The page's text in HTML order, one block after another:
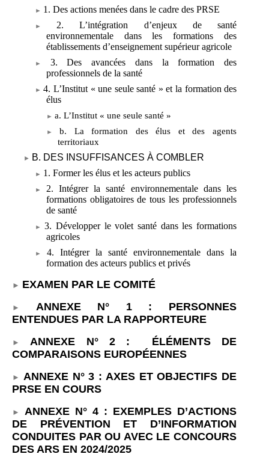
1. Des actions menées dans le cadre des PRSE
2. L’intégration d’enjeux de santé
environnementale dans les formations des
établissements d’enseignement supérieur agricole
3. Des avancées dans la formation des
professionnels de la santé
4. L’Institut « une seule santé » et la formation des
élus
a. L’Institut « une seule santé »
b. La formation des élus et des agents
territoriaux
B. DES INSUFFISANCES À COMBLER
1. Former les élus et les acteurs publics
2. Intégrer la santé environnementale dans les
formations obligatoires de tous les professionnels
de santé
3. Développer le volet santé dans les formations
agricoles
4. Intégrer la santé environnementale dans la
formation des acteurs publics et privés
EXAMEN PAR LE COMITÉ
ANNEXE
N° 1
: PERSONNES
ENTENDUES PAR LA RAPPORTEURE
ANNEXE N°
2 :
ÉLÉMENTS DE
COMPARAISONS EUROPÉENNES
ANNEXE N° 3 : AXES ET OBJECTIFS DE
PRSE EN COURS
ANNEXE N° 4 : EXEMPLES D’ACTIONS
DE PRÉVENTION ET D’INFORMATION
CONDUITES PAR OU AVEC LE CONCOURS
DES ARS EN 2024/2025